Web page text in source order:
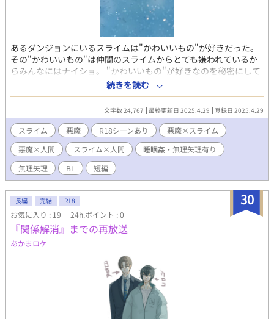
あるダンジョンにいるスライムは"かわいいもの"が好きだった。
その"かわいいもの"は仲間のスライムからとても嫌われているか
らみんなにはナイショ。 "かわいいもの"が好きなのを秘密にして
いたスライムの元に、ある日、悪魔がいきなり現れて...！？ 悪魔
からの一方的なペット宣言。 なすすべなく連れていかれるスライ
ム。 ーーーその悪魔から受けた歓迎のせいでスライムのなかで
の"ニンゲン"への誤解が進んでいく物語。 ＊＊＊ ⚠︎小説のタグを
ご確認頂いた上で、お読みくださいますようお願い致します。 ⚠︎
悪魔×スライム、悪魔×人間、スライム×人間、R18シーンや無
理矢理表現あり、など要素がてんこ盛りです。 ⚠︎全体的にR18シ
ーンだらけです。ご了承下さい。 随時、加筆修正すると思います
m(__)m 最後までお読み頂きありがとうございました。
続きを読む
文字数 24,767 最終更新日 2025.4.29 登録日 2025.4.29
スライム 悪魔 R18シーンあり
悪魔×スライム
悪魔×人間
スライム×人間
睡眠姦・無理矢理有り
無理矢理
BL 短編
30
長編 完結 R18
お気に入り : 19 24h.ポイント : 0
『関係解消』までの再放送
あかまロケ